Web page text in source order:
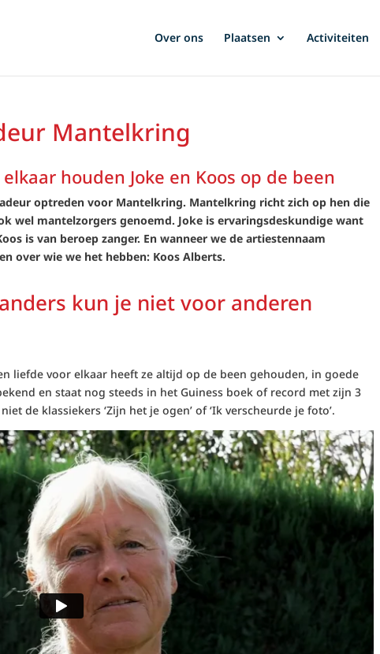
Over ons Plaatsen Activiteiten
Mantelkring
houden Joke en Koos op de been
optreden voor Mantelkring. Mantelkring richt zich op hen die
wel mantelzorgers genoemd. Joke is ervaringsdeskundige want
is van beroep zanger. En wanneer we de artiestennaam
over wie we het hebben: Koos Alberts.
kun je niet voor anderen
liefde voor elkaar heeft ze altijd op de been gehouden, in goede
en staat nog steeds in het Guiness boek of record met zijn 3
de klassiekers ‘Zijn het je ogen’ of ‘Ik verscheurde je foto’.